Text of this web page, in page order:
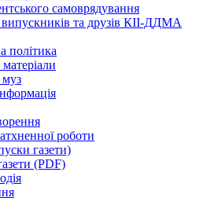
самоврядування
випускників та друзів КІІ-ДДМА
політика
роботи
газети)
(PDF)